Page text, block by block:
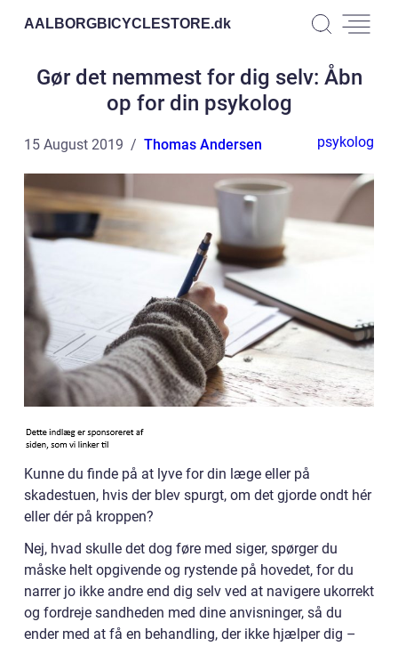
AALBORGBICYCLESTORE.dk
Gør det nemmest for dig selv: Åbn
op for din psykolog
15 August 2019 Thomas Andersen psykolog
Kunne du finde på at lyve for din læge eller på
skadestuen, hvis der blev spurgt, om det gjorde ondt hér
eller dér på kroppen?
Nej, hvad skulle det dog føre med siger, spørger du
måske helt opgivende og rystende på hovedet, for du
narrer jo ikke andre end dig selv ved at navigere ukorrekt
og fordreje sandheden med dine anvisninger, så du
ender med at få en behandling, der ikke hjælper dig –